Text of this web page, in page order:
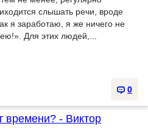
слышать речи, вроде
я заработаю, я же ничего не
Для этих людей,...
0
времени? - Виктор